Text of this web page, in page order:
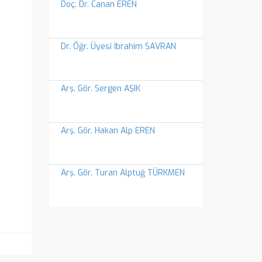
Doç. Dr. Canan EREN
Dr. Öğr. Üyesi İbrahim SAVRAN
Arş. Gör. Sergen AŞIK
Arş. Gör. Hakan Alp EREN
Arş. Gör. Turan Alptuğ TÜRKMEN